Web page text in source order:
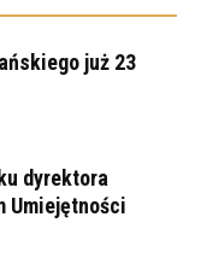
już 23
dyrektora
Umiejętności